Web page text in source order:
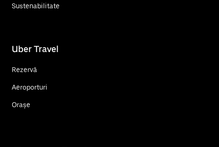
Sustenabilitate
Uber Travel
Rezervă
Aeroporturi
Orașe